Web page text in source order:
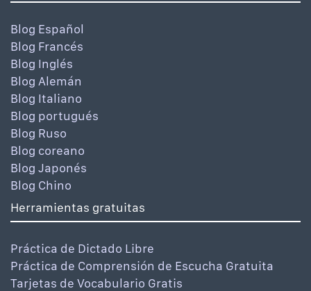
Blog Español
Blog Francés
Blog Inglés
Blog Alemán
Blog Italiano
Blog portugués
Blog Ruso
Blog coreano
Blog Japonés
Blog Chino
Herramientas gratuitas
Práctica de Dictado Libre
Práctica de Comprensión de Escucha Gratuita
Tarjetas de Vocabulario Gratis